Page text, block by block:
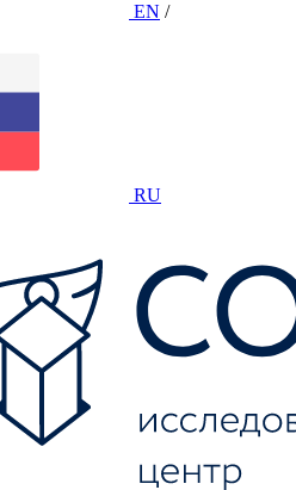
EN /
RU